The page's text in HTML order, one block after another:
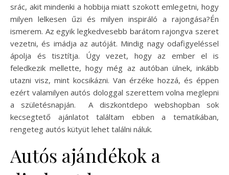
srác, akit mindenki a hobbija miatt szokott emlegetni, hogy
milyen lelkesen űzi és milyen inspiráló a rajongása?Én
ismerem. Az egyik legkedvesebb barátom rajongva szeret
vezetni, és imádja az autóját. Mindig nagy odafigyeléssel
ápolja és tisztítja. Úgy vezet, hogy az ember el is
feledkezik mellette, hogy még az autóban ülnek, inkább
utazni visz, mint kocsikázni. Van érzéke hozzá, és éppen
ezért valamilyen autós dologgal szerettem volna meglepni
a születésnapján. A diszkontdepo webshopban sok
kecsegtető ajánlatot találtam ebben a tematikában,
rengeteg autós kütyüt lehet találni náluk.
Autós ajándékok a